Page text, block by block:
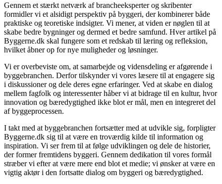
Gennem et stærkt netværk af brancheeksperter og skribenter
formidler vi et alsidigt perspektiv på byggeri, der kombinerer både
praktiske og teoretiske indsigter. Vi mener, at viden er nøglen til at
skabe bedre bygninger og dermed et bedre samfund. Hver artikel på
Byggerne.dk skal fungere som et redskab til læring og refleksion,
hvilket åbner op for nye muligheder og løsninger.
Vi er overbeviste om, at samarbejde og vidensdeling er afgørende i
byggebranchen. Derfor tilskynder vi vores læsere til at engagere sig
i diskussioner og dele deres egne erfaringer. Ved at skabe en dialog
mellem fagfolk og interessenter håber vi at bidrage til en kultur, hvor
innovation og bæredygtighed ikke blot er mål, men en integreret del
af byggeprocessen.
I takt med at byggebranchen fortsætter med at udvikle sig, forpligter
Byggerne.dk sig til at være en troværdig kilde til information og
inspiration. Vi ser frem til at følge udviklingen og dele de historier,
der former fremtidens byggeri. Gennem dedikation til vores formål
stræber vi efter at være mere end blot et medie; vi ønsker at være en
vigtig aktør i den fortsatte dialog om byggeri og bæredygtighed.